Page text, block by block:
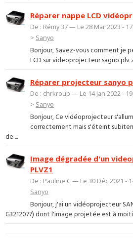
Réparer nappe LCD
De : Rémy 37 — Le 28 Mar 2023 -
> Sanyo
Bonjour, Savez-vous comment je
LCD sur videoprojecteur sagno plv
Réparer projecteur sanyo
De : chrkroub — Le 14 Jan 2022 -
> Sanyo
Bonjour, Ce vidéoprojecteur
correctement mais s'éteint
de ...
Image dégradée d'un
PLVZ1
De : Pauline C — Le 30 Déc 2021 -
Sanyo
Bonjour, j'ai un vidéoprojecteur
G3212077) dont l'image projetée est à